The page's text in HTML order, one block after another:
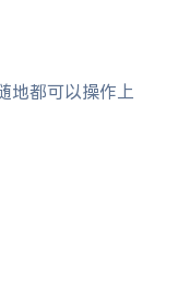
地都可以操作上